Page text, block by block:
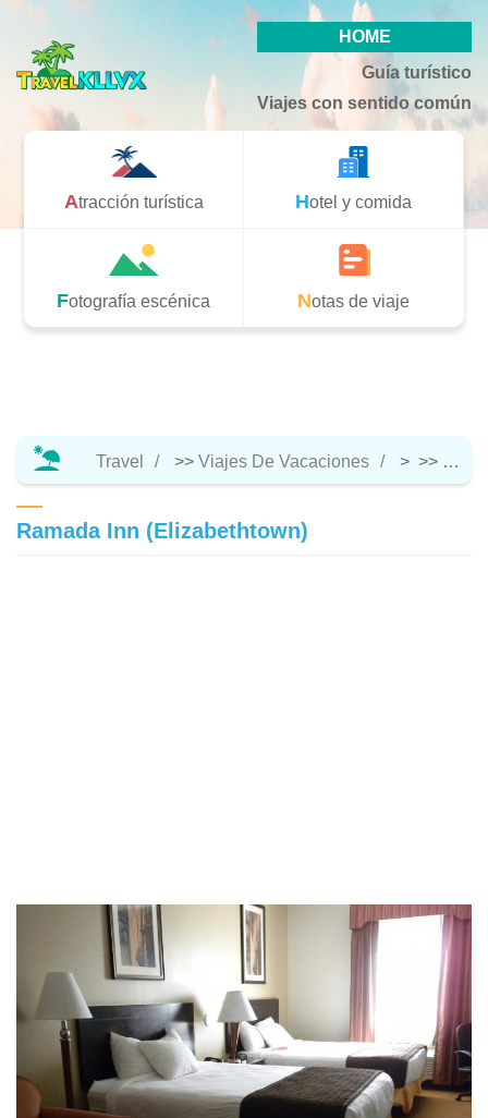
HOME
Guía turístico
Viajes con sentido común
Atracción turística Hotel y comida
Fotografía escénica Notas de viaje
Travel >> Viajes De Vacaciones > >>
Ramada Inn (Elizabethtown)